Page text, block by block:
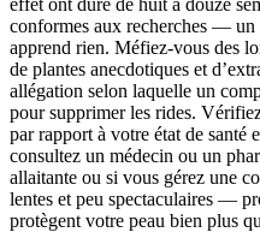
effet ont duré de huit à douze
conformes aux recherches — un
apprend rien. Méfiez-vous des
de plantes anecdotiques et
allégation selon laquelle un
pour supprimer les rides.
par rapport à votre état de santé
consultez un médecin ou un
allaitante ou si vous gérez une
lentes et peu spectaculaires —
protègent votre peau bien plus